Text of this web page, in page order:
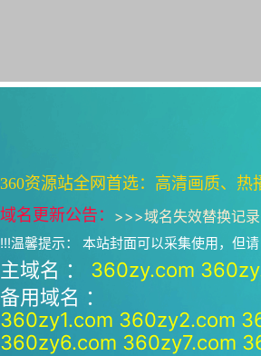
360资源站全网首选：高清画质、热
域名更新公告： >>>域名失效替换记
!!!温馨提示： 本站封面可以采集使用，但
主域名 ： 360zy.com
备用域名 ：
360zy1.com 360zy2.com
360zy6.com 360zy7.com